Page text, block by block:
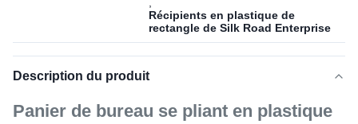
Récipients en plastique de
rectangle de Silk Road Enterprise
Description du produit
Panier de bureau se pliant en plastique